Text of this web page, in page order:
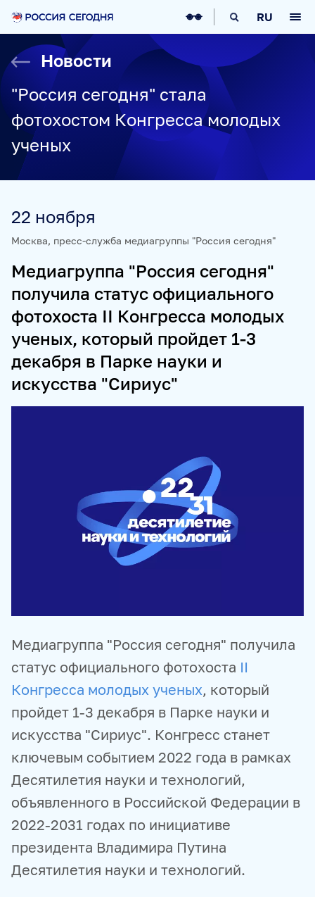
О НАС
О МЕДИАГРУППЕ
ИСТОРИЯ
СОЦИАЛЬНАЯ ОТВЕТСТВЕННОСТЬ
РУКОВОДСТВО
КАРЬЕРА
СТАЖИРОВКА
IT-ВОЗМОЖНОСТИ
НАГРАДЫ
НАШИ СМИ
РИА НОВОСТИ
СОЦИАЛЬНЫЙ НАВИГАТОР
ПРОЕКТЫ
SPUTNIKPRO
КОНКУРС ИМЕНИ СТЕНИНА
ФЕСТИВАЛЬ KOKTEBEL JAZZ PARTY
ПОЖАЛУЙСТА, ДЫШИТЕ!
НЮРНБЕРГ. НАЧАЛО МИРА
ПРОДУКТЫ И СЕРВИСЫ
НОВОСТНЫЕ ЛЕНТЫ
МЕДИАБАНК
РЕКЛАМА И СПЕЦПРОЕКТЫ
МУЛЬТИМЕДИЙНЫЙ ПРЕСС-ЦЕНТР
RU
Новости
"Россия сегодня" стала
фотохостом Конгресса молодых
ученых
22 ноября
Москва, пресс-служба медиагруппы "Россия сегодня"
Медиагруппа "Россия сегодня"
получила статус официального
фотохоста II Конгресса молодых
ученых, который пройдет 1-3
декабря в Парке науки и
искусства "Сириус"
Медиагруппа "Россия сегодня" получила
статус официального фотохоста II
Конгресса молодых ученых, который
пройдет 1-3 декабря в Парке науки и
искусства "Сириус". Конгресс станет
ключевым событием 2022 года в рамках
Десятилетия науки и технологий,
объявленного в Российской Федерации в
2022-2031 годах по инициативе
президента Владимира Путина
Десятилетия науки и технологий.